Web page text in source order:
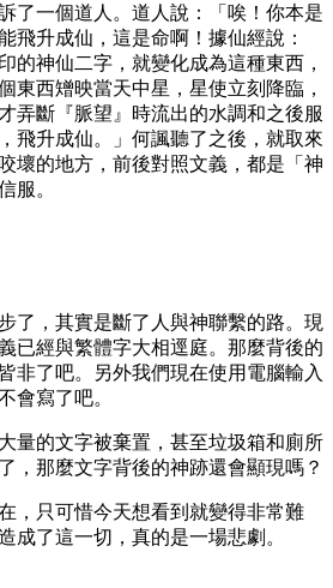
了一個道人。道人說：「唉！你本是
飛升成仙，這是命啊！據仙經說：
的神仙二字，就變化成為這種東西，
東西矰映當天中星，星使立刻降臨，
弄斷『脈望』時流出的水調和之後服
飛升成仙。」何諷聽了之後，就取來
壞的地方，前後對照文義，都是「神
服。
了，其實是斷了人與神聯繫的路。現
已經與繁體字大相逕庭。那麼背後的
非了吧。另外我們現在使用電腦輸入
會寫了吧。
量的文字被棄置，甚至垃圾箱和廁所
，那麼文字背後的神跡還會顯現嗎？
，只可惜今天想看到就變得非常難
成了這一切，真的是一場悲劇。